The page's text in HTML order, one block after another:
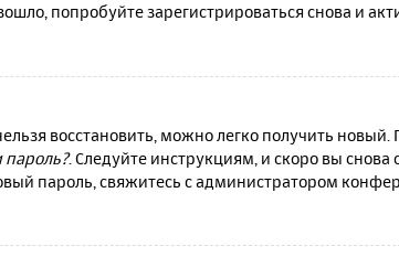
попробуйте зарегистрироваться снова и
восстановить, можно легко получить
. Следуйте инструкциям, и скоро вы
пароль, свяжитесь с администратором